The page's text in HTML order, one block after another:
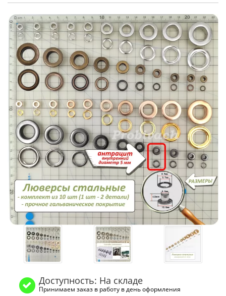
Доступность: На складе
Принимаем заказ в работу в день оформления